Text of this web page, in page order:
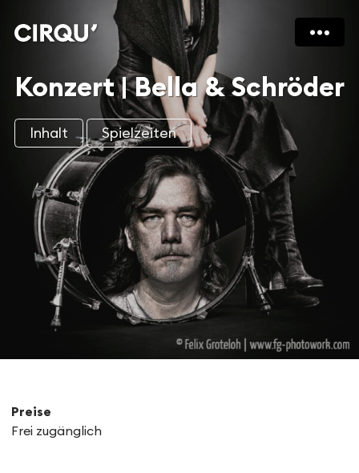
Konzert | Bella & Schröder
Inhalt Spielzeiten
Preise
Frei zugänglich